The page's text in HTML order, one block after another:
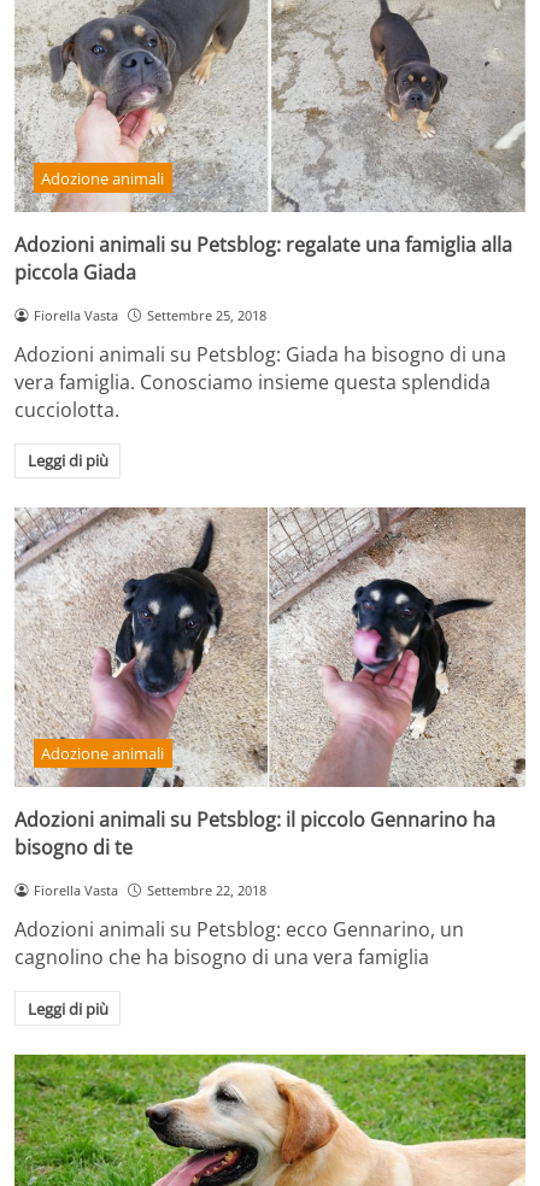
Adozione animali
Adozioni animali su Petsblog: regalate una famiglia alla
piccola Giada
Fiorella Vasta Settembre 25, 2018
Adozioni animali su Petsblog: Giada ha bisogno di una
vera famiglia. Conosciamo insieme questa splendida
cucciolotta.
Leggi di più
Adozione animali
Adozioni animali su Petsblog: il piccolo Gennarino ha
bisogno di te
Fiorella Vasta Settembre 22, 2018
Adozioni animali su Petsblog: ecco Gennarino, un
cagnolino che ha bisogno di una vera famiglia
Leggi di più